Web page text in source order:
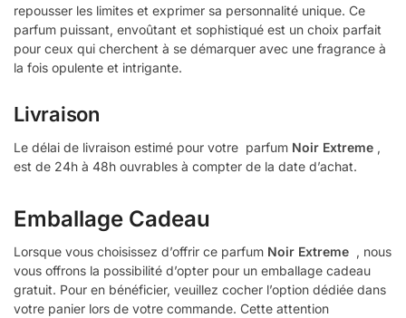
repousser les limites et exprimer sa personnalité unique. Ce
parfum puissant, envoûtant et sophistiqué est un choix parfait
pour ceux qui cherchent à se démarquer avec une fragrance à
la fois opulente et intrigante.
Livraison
Le délai de livraison estimé pour votre parfum Noir Extreme ,
est de 24h à 48h ouvrables à compter de la date d’achat.
Emballage Cadeau
Lorsque vous choisissez d’offrir ce parfum Noir Extreme , nous
vous offrons la possibilité d’opter pour un emballage cadeau
gratuit. Pour en bénéficier, veuillez cocher l’option dédiée dans
votre panier lors de votre commande. Cette attention